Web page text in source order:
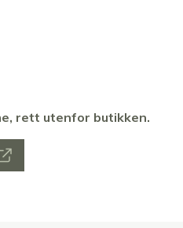
rett utenfor butikken.